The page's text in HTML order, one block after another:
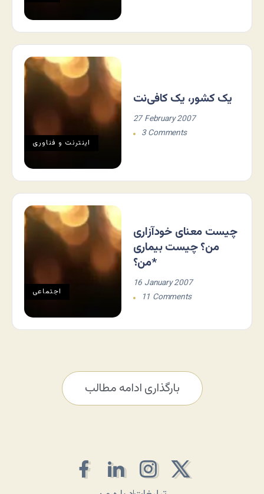
اينترنت و فناوری
یک کشور، یک کافی‌نت
27 February 2007
3 Comments
اجتماعی
چیست معنای خودآزاری
من؟ چیست بیماری
من؟*
16 January 2007
11 Comments
بارگذاری ادامه مطالب